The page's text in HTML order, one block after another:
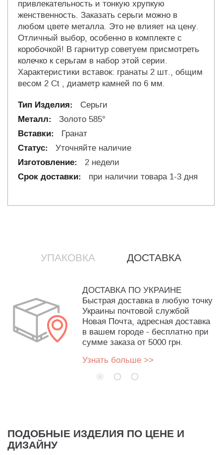
привлекательность и тонкую хрупкую
женственность. Заказать серьги можно в
любом цвете металла. Это не влияет на цену.
Отличный выбор, особенно в комплекте с
коробочкой! В гарнитур советуем присмотреть
колечко к серьгам в набор этой серии.
Характеристики вставок: гранаты 2 шт., общим
весом 2 Ct , диаметр камней по 6 мм.
Серьги
Золото 585°
Гранат
Уточняйте наличие
2 недели
при наличии товара 1-3 дня
УПАКОВКА ДОСТАВКА
ДОСТАВКА ПО УКРАИНЕ
Быстрая доставка в любую точку
Украины почтовой службой
Новая Почта, адресная доставка
в вашем городе - бесплатно при
сумме заказа от 5000 грн.
Узнать больше >>
ПОДОБНЫЕ ИЗДЕЛИЯ ПО ЦЕНЕ И
ДИЗАЙНУ